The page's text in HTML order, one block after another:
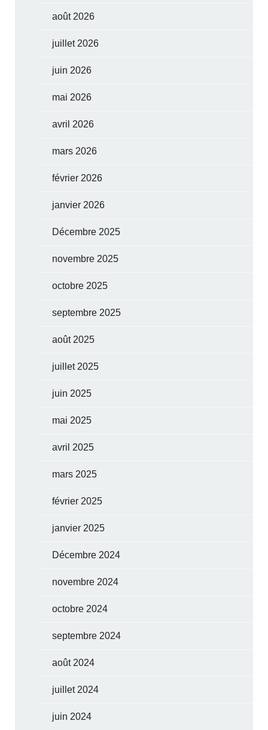
août 2026
juillet 2026
juin 2026
mai 2026
avril 2026
mars 2026
février 2026
janvier 2026
Décembre 2025
novembre 2025
octobre 2025
septembre 2025
août 2025
juillet 2025
juin 2025
mai 2025
avril 2025
mars 2025
février 2025
janvier 2025
Décembre 2024
novembre 2024
octobre 2024
septembre 2024
août 2024
juillet 2024
juin 2024